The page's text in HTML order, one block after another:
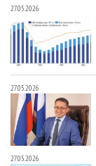
27.05.2026
27.05.2026
27.05.2026